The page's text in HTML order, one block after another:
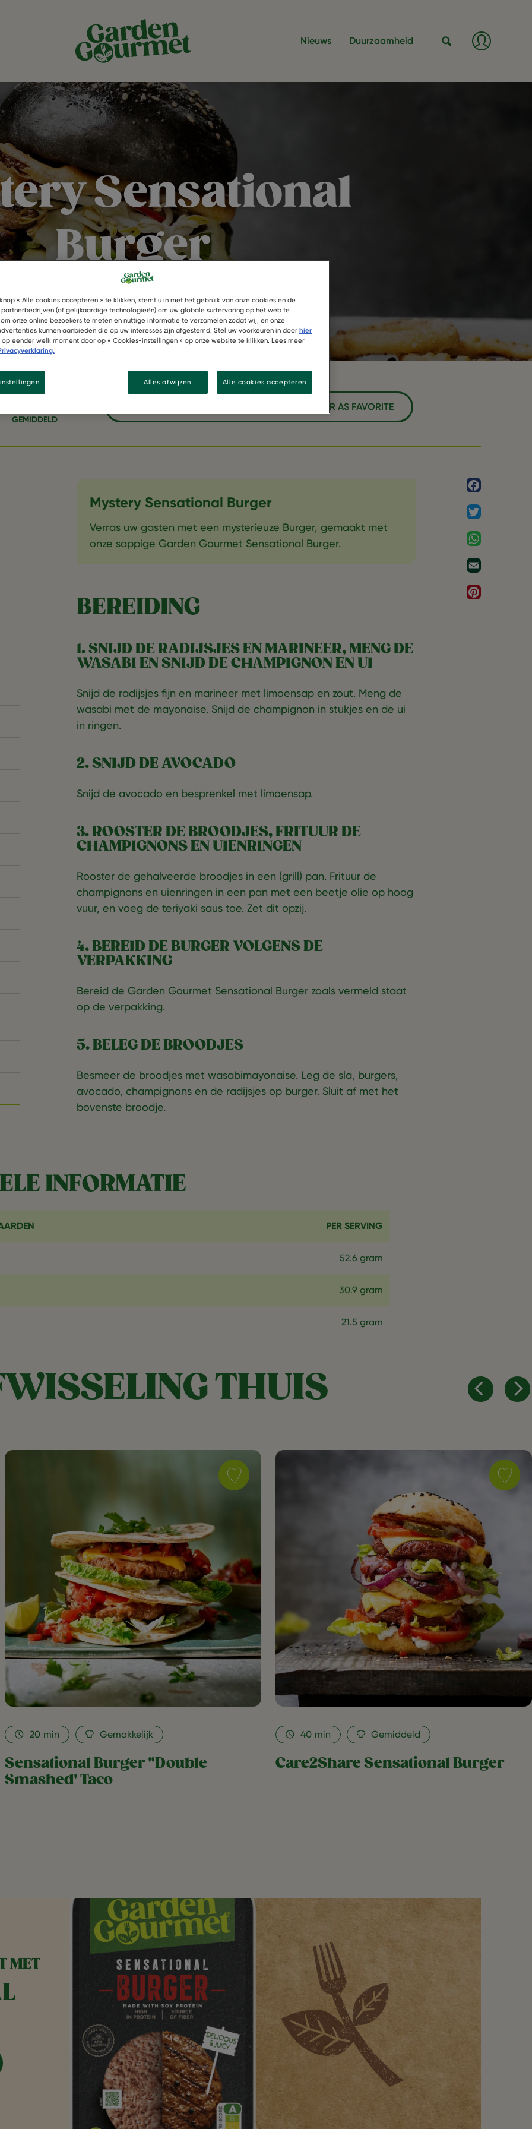
Nieuws
Duurzaamheid
Sensational
Burger
GEMIDDELD
SAVE RECIPE MYSTERY SENSATIONAL BURGER AS FAVORITE
Mystery Sensational Burger
Verras uw gasten met een mysterieuze Burger, gemaakt met
onze sappige Garden Gourmet Sensational Burger.
BEREIDING
1. SNIJD DE RADIJSJES EN MARINEER, MENG DE
WASABI EN SNIJD DE CHAMPIGNON EN UI
Snijd de radijsjes fijn en marineer met limoensap en zout. Meng de
wasabi met de mayonaise. Snijd de champignon in stukjes en de ui
in ringen.
2. SNIJD DE AVOCADO
Snijd de avocado en besprenkel met limoensap.
3. ROOSTER DE BROODJES, FRITUUR DE
CHAMPIGNONS EN UIENRINGEN
Rooster de gehalveerde broodjes in een (grill) pan. Frituur de
champignons en uienringen in een pan met een beetje olie op hoog
vuur, en voeg de teriyaki saus toe. Zet dit opzij.
4. BEREID DE BURGER VOLGENS DE
VERPAKKING
Bereid de Garden Gourmet Sensational Burger zoals vermeld staat
op de verpakking.
5. BELEG DE BROODJES
Besmeer de broodjes met wasabimayonaise. Leg de sla, burgers,
avocado, champignons en de radijsjes op burger. Sluit af met het
bovenste broodje.
INFORMATIE
PER SERVING
52.6 gram
30.9 gram
21.5 gram
THUIS
Save
recipe
as
favorite
Sensational Burger "Double
Smashed' Taco
20 min Gemakkelijk
Save
recipe
favorite
Care2Share Sensational Burger
40 min Gemiddeld
MET
« Alle cookies accepteren » te klikken, stemt u in met het gebruik van onze cookies en de
(of gelijkaardige technologieën) om uw globale surfervaring op het web te
onze online bezoekers te meten en nuttige informatie te verzamelen zodat wij, en onze
kunnen aanbieden die op uw interesses zijn afgestemd. Stel uw voorkeuren in door hier
eender welk moment door op « Cookies-instellingen » op onze website te klikken. Lees meer
Alles afwijzen Alle cookies accepteren